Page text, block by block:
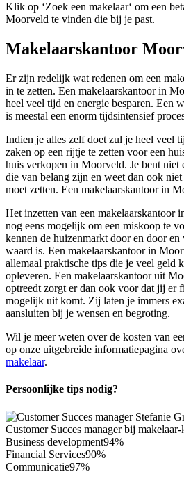
Klik op ‘Zoek een makelaar‘ om een
Moorveld te vinden die bij je past.
Makelaarskantoor
Er zijn redelijk wat redenen om een
in te zetten. Een makelaarskantoor in
heel veel tijd en energie besparen. Een
is meestal een enorm tijdsintensief
Indien je alles zelf doet zul je heel veel
zaken op een rijtje te zetten voor een
huis verkopen in Moorveld. Je bent niet
die van belang zijn en weet dan ook
moet zetten. Een makelaarskantoor in
Het inzetten van een makelaarskantoor
nog eens mogelijk om een miskoop te
kennen de huizenmarkt door en door
waard is. Een makelaarskantoor in
allemaal praktische tips die je veel geld
opleveren. Een makelaarskantoor uit
optreedt zorgt er dan ook voor dat jij er
mogelijk uit komt. Zij laten je immers
aansluiten bij je wensen en begroting.
Wil je meer weten over de kosten van
op onze uitgebreide informatiepagina
makelaar.
Persoonlijke tips nodig?
Customer Succes manager bij makelaar-
Business development94%
Financial Services90%
Communicatie97%